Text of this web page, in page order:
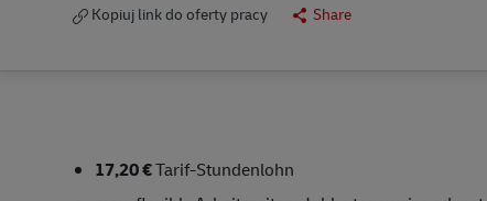
Kopiuj link do oferty pracy Share
17,20 €Tarif-Stundenlohn